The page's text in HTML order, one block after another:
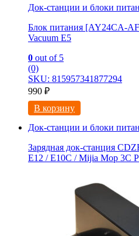
Док-станции и блоки
Блок питания [AY24CA-
Vacuum E5
0 out of 5
(0)
SKU: 815957341877294
990 ₽
В корзину
Док-станции и блоки
Зарядная док-станция
E12 / E10C / Mijia Mop 3С